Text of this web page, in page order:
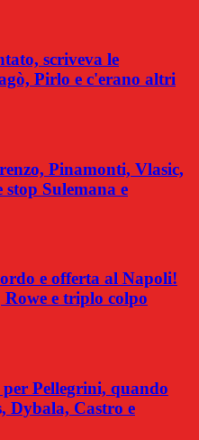
scriveva le
Pirlo e c'erano altri
Pinamonti, Vlasic,
Sulemana e
e offerta al Napoli!
e triplo colpo
Pellegrini, quando
Dybala, Castro e